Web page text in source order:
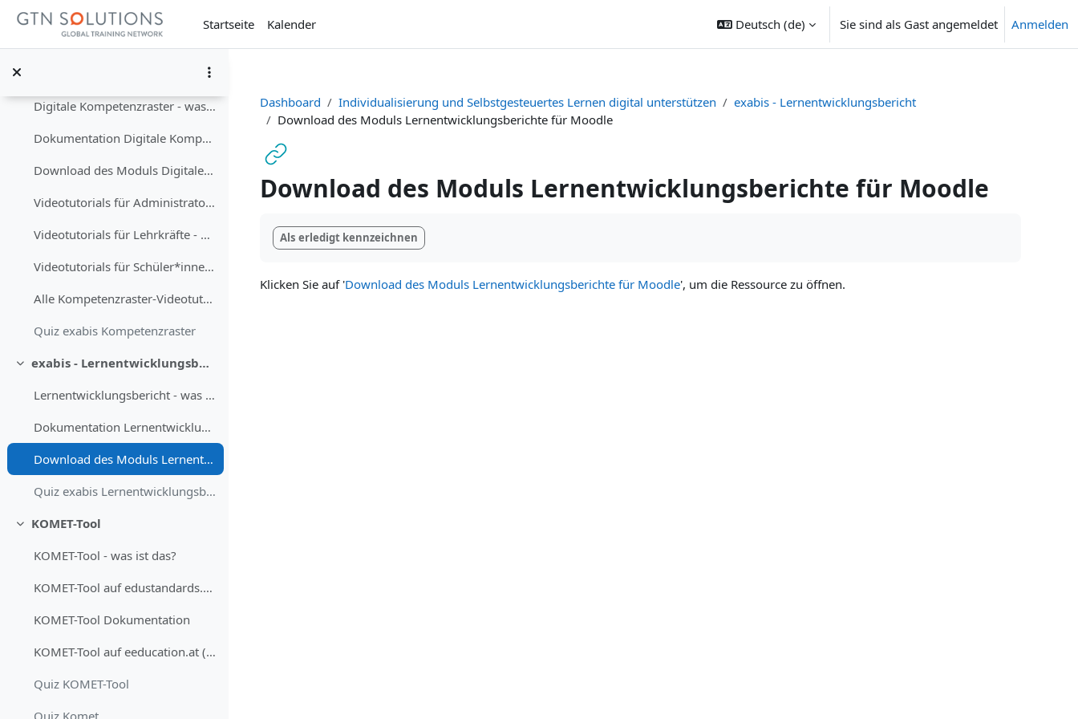
Zum Hauptinhalt
Startseite
Kalender Deutsch ‎(de)‎ Sie sind als Gast angemeldet Anmelden
Alle ePortfolio-Videotutorials
Quiz exabis ePortfolio
Einklappen
exabis - Digitale Kompetenzraster
Digitale Kompetenzraster - was ist das?
Dokumentation Digitale Kompetenzraster
Download des Moduls Digitale Kompetenzraster für Moodle
Videotutorials für Administrator*innen - Grundlagen
Videotutorials für Lehrkräfte - Grundlagen
Videotutorials für Schüler*innen - Grundlagen
Alle Kompetenzraster-Videotutorials
Quiz exabis Kompetenzraster
Einklappen
exabis - Lernentwicklungsbericht
Lernentwicklungsbericht - was ist das?
Dokumentation Lernentwicklungsberichte
Download des Moduls Lernentwicklungsberichte für Moodle
Quiz exabis Lernentwicklungsbericht
Einklappen
KOMET-Tool
KOMET-Tool - was ist das?
KOMET-Tool auf edustandards.org
KOMET-Tool Dokumentation
KOMET-Tool auf eeducation.at (für österreichische Bildungseinrichtungen)
Quiz KOMET-Tool
Dashboard Individualisierung und Selbstgesteuertes Lernen digital unterstützen
exabis - Lernentwicklungsbericht
Download des Moduls Lernentwicklungsberichte für Moodle
Download des Moduls Lernentwicklungsberichte für Moodle
Als erledigt kennzeichnen
Klicken Sie auf 'Download des Moduls Lernentwicklungsberichte für Moodle', um die Ressource zu öffnen.